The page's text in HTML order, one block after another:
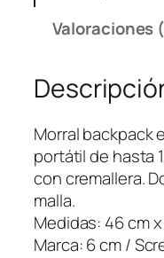
c
k
p
a
c
k
K
a
Valoraciones
Morral backpack
portátil de hasta
con cremallera.
malla.
Medidas: 46 cm
Marca: 6 cm /